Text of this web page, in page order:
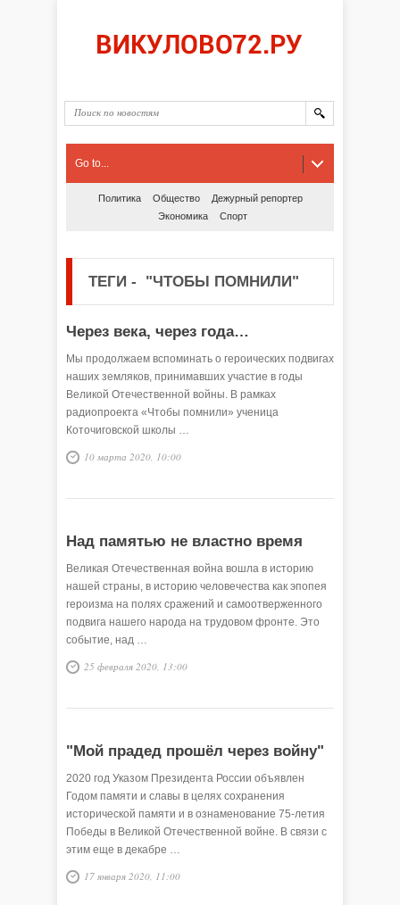
Go to...
Политика Общество
Дежурный репортер
Экономика
Спорт
ТЕГИ - "ЧТОБЫ ПОМНИЛИ"
Через века, через года…
Мы продолжаем вспоминать о героических подвигах
наших земляков, принимавших участие в годы
Великой Отечественной войны. В рамках
радиопроекта «Чтобы помнили» ученица
Коточиговской школы …
10 марта 2020, 10:00
Над памятью не властно время
Великая Отечественная война вошла в историю
нашей страны, в историю человечества как эпопея
героизма на полях сражений и самоотверженного
подвига нашего народа на трудовом фронте. Это
событие, над …
25 февраля 2020, 13:00
"Мой прадед прошёл через войну"
2020 год Указом Президента России объявлен
Годом памяти и славы в целях сохранения
исторической памяти и в ознаменование 75-летия
Победы в Великой Отечественной войне. В связи с
этим еще в декабре …
17 января 2020, 11:00